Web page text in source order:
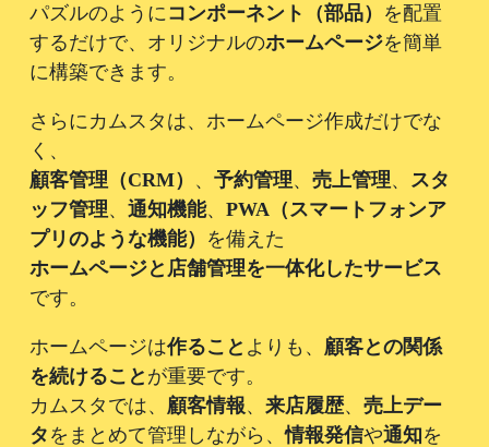
パズルのようにコンポーネント（部品） を配置
するだけで、オリジナルのホームページを簡単
に構築できます。
さらにカムスタは、ホームページ作成だけでな
く、
顧客管理（CRM） 、 予約管理、 売上管理、 スタ
ッフ管理、 通知機能、 PWA（スマートフォンア
プリのような機能） を備えた
ホームページと店舗管理を一体化したサービス
です。
ホームページは作ること よりも、 顧客との関係
を続けること が重要です。
カムスタでは、 顧客情報、 来店履歴、 売上デー
タ をまとめて管理しながら、情報発信や通知を